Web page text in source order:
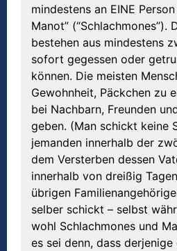
mindestens an EINE
Manot” (“Schlachmones”).
bestehen aus mindestens
sofort gegessen oder
können. Die meisten
Gewohnheit, Päckchen zu
bei Nachbarn, Freunden
geben. (Man schickt keine
jemanden innerhalb der
dem Versterben dessen
innerhalb von dreißig
übrigen
selber schickt – selbst
wohl Schlachmones und
es sei denn, dass